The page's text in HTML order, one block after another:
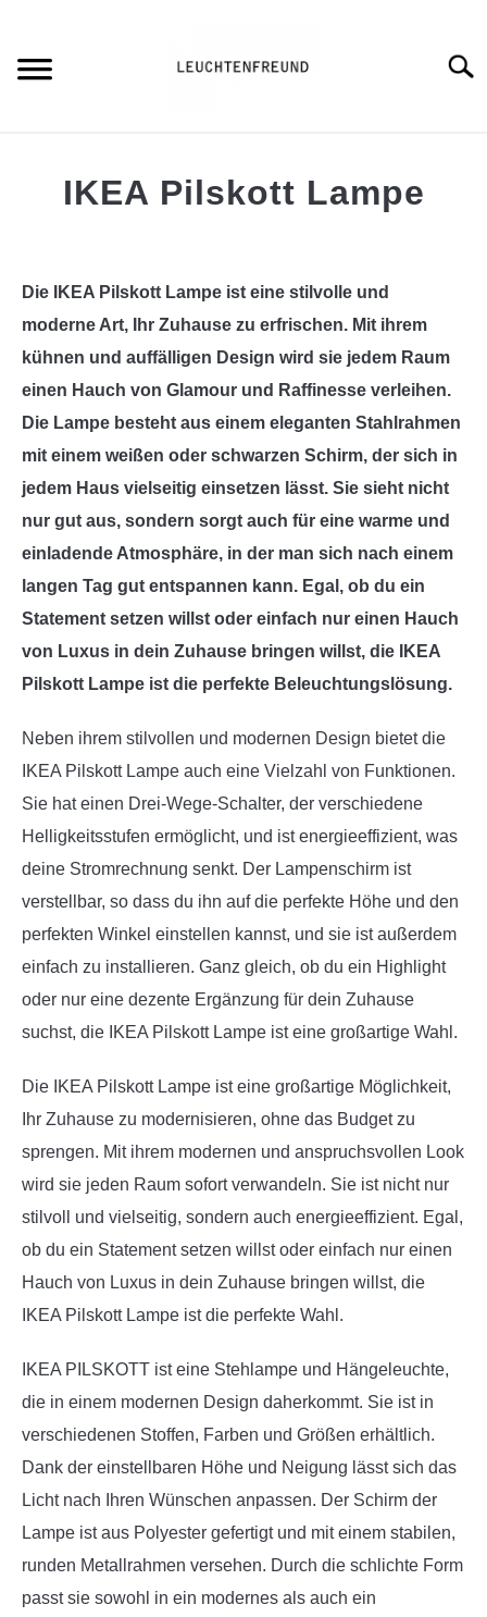
content
GENERAL INFO
IKEA Pilskott Lampe
in
General
Die IKEA Pilskott Lampe ist eine stilvolle und
moderne Art, Ihr Zuhause zu erfrischen. Mit ihrem
kühnen und auffälligen Design wird sie jedem Raum
einen Hauch von Glamour und Raffinesse verleihen.
Die Lampe besteht aus einem eleganten Stahlrahmen
mit einem weißen oder schwarzen Schirm, der sich in
jedem Haus vielseitig einsetzen lässt. Sie sieht nicht
nur gut aus, sondern sorgt auch für eine warme und
einladende Atmosphäre, in der man sich nach einem
langen Tag gut entspannen kann. Egal, ob du ein
Statement setzen willst oder einfach nur einen Hauch
von Luxus in dein Zuhause bringen willst, die IKEA
Pilskott Lampe ist die perfekte Beleuchtungslösung.
Neben ihrem stilvollen und modernen Design bietet die
IKEA Pilskott Lampe auch eine Vielzahl von Funktionen.
Sie hat einen Drei-Wege-Schalter, der verschiedene
Helligkeitsstufen ermöglicht, und ist energieeffizient, was
deine Stromrechnung senkt. Der Lampenschirm ist
verstellbar, so dass du ihn auf die perfekte Höhe und den
perfekten Winkel einstellen kannst, und sie ist außerdem
einfach zu installieren. Ganz gleich, ob du ein Highlight
oder nur eine dezente Ergänzung für dein Zuhause
suchst, die IKEA Pilskott Lampe ist eine großartige Wahl.
Die IKEA Pilskott Lampe ist eine großartige Möglichkeit,
Ihr Zuhause zu modernisieren, ohne das Budget zu
sprengen. Mit ihrem modernen und anspruchsvollen Look
wird sie jeden Raum sofort verwandeln. Sie ist nicht nur
stilvoll und vielseitig, sondern auch energieeffizient. Egal,
ob du ein Statement setzen willst oder einfach nur einen
Hauch von Luxus in dein Zuhause bringen willst, die
IKEA Pilskott Lampe ist die perfekte Wahl.
IKEA PILSKOTT ist eine Stehlampe und Hängeleuchte,
die in einem modernen Design daherkommt. Sie ist in
verschiedenen Stoffen, Farben und Größen erhältlich.
Dank der einstellbaren Höhe und Neigung lässt sich das
Licht nach Ihren Wünschen anpassen. Der Schirm der
Lampe ist aus Polyester gefertigt und mit einem stabilen,
runden Metallrahmen versehen. Durch die schlichte Form
passt sie sowohl in ein modernes als auch ein